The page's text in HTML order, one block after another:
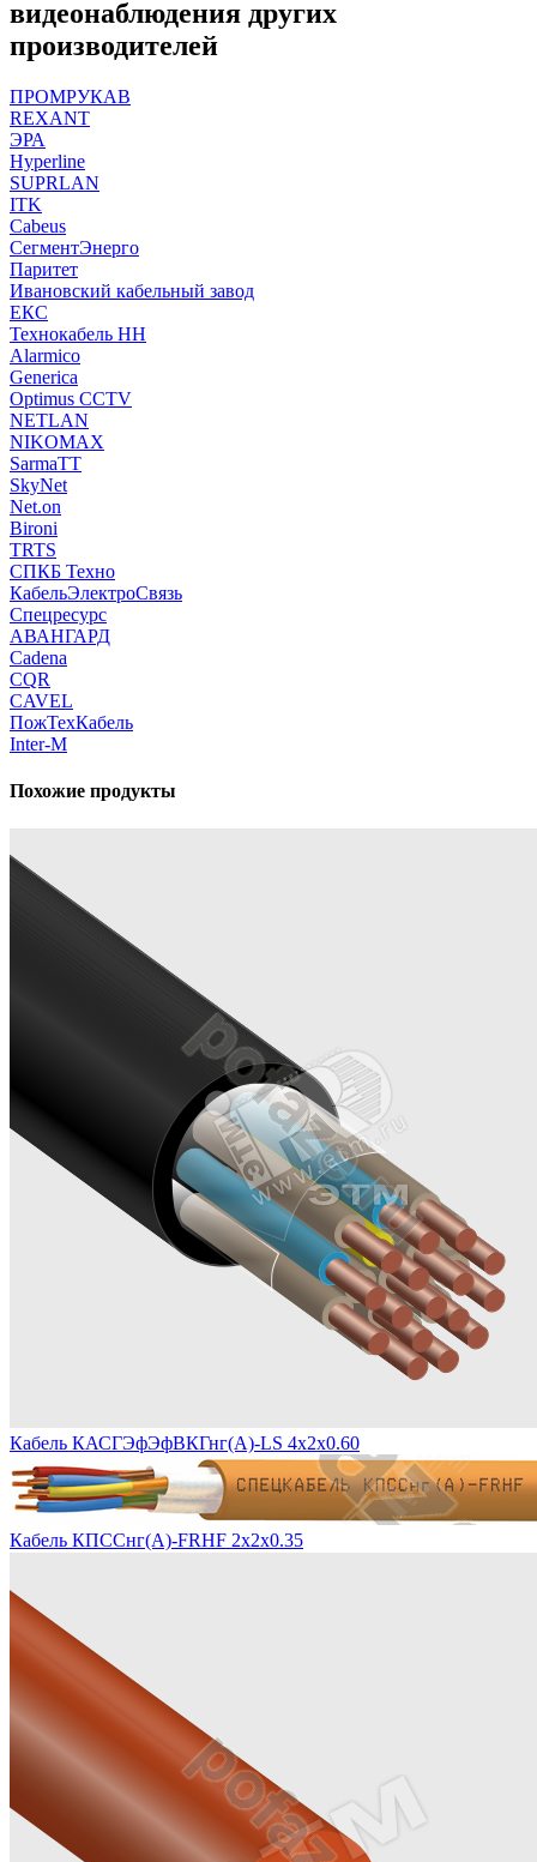
видеонаблюдения других
производителей
ПРОМРУКАВ
REXANT
ЭРА
Hyperline
SUPRLAN
ITK
Cabeus
СегментЭнерго
Паритет
Ивановский кабельный завод
ЕКС
Технокабель НН
Alarmico
Generica
Optimus CCTV
NETLAN
NIKOMAX
SarmaTT
SkyNet
Net.on
Bironi
TRTS
СПКБ Техно
КабельЭлектроСвязь
Спецресурс
АВАНГАРД
Cadena
CQR
CAVEL
ПожТехКабель
Inter-M
Похожие продукты
Кабель КАСГЭфЭфВКГнг(А)-LS 4х2х0.60
Кабель КПССнг(А)-FRHF 2х2х0.35